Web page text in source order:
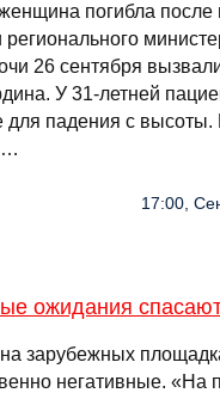
погибла
26 сентября
У 31-летней
для падения с
…
17:00,
ожидания
зарубежных
негативные.